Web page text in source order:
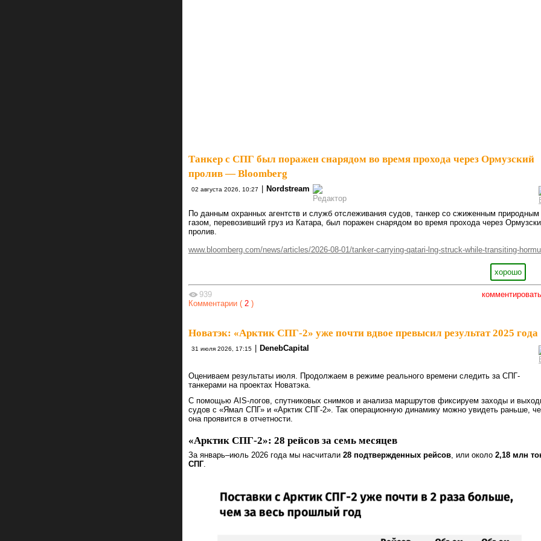
Танкер с СПГ был поражен снарядом во время прохода через Ормузский
пролив — Bloomberg
02 августа 2026, 10:27 | Nordstream
По данным охранных агентств и служб отслеживания судов, танкер со сжиженным природным
газом, перевозивший груз из Катара, был поражен снарядом во время прохода через
пролив.
www.bloomberg.com/news/articles/2026-08-01/tanker-carrying-qatari-lng-struck-while-transiting-
хорошо
комментировать
939
Комментарии ( 2 )
Новатэк: «Арктик СПГ-2» уже почти вдвое превысил результат 2025 года
31 июля 2026, 17:15 DenebCapital
Оцениваем результаты июля. Продолжаем в режиме реального времени следить за СПГ-
танкерами на проектах Новатэка.
С помощью AIS-логов, спутниковых снимков и анализа маршрутов фиксируем заходы и
судов с «Ямал СПГ» и «Арктик СПГ-2». Так операционную динамику можно увидеть раньше,
она проявится в отчетности.
«Арктик СПГ-2»: 28 рейсов за семь месяцев
За январь–июль 2026 года мы насчитали 28 подтвержденных рейсов, или около 2,18 млн
СПГ.